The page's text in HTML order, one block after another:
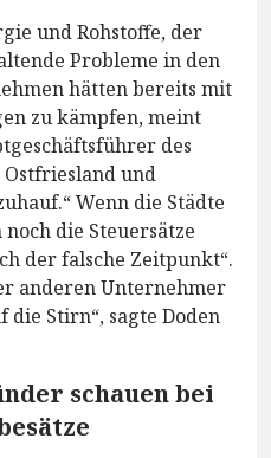
und Rohstoffe, der
Probleme in den
hätten bereits mit
zu kämpfen, meint
des
und
Wenn die Städte
die Steuersätze
der falsche Zeitpunkt“.
anderen Unternehmer
Stirn“, sagte Doden
schauen bei